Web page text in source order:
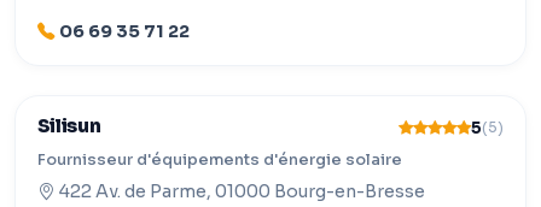
06 69 35 71 22
Silisun 5(5)
Fournisseur d'équipements d'énergie solaire
422 Av. de Parme, 01000 Bourg-en-Bresse